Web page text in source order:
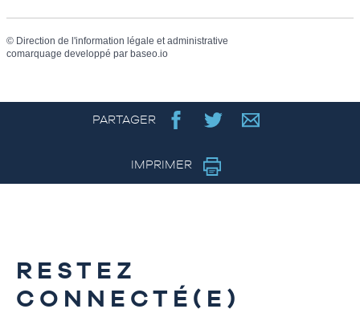
© Direction de l'information légale et administrative
comarquage developpé par baseo.io
PARTAGER
IMPRIMER
RESTEZ
CONNECTÉ(E)